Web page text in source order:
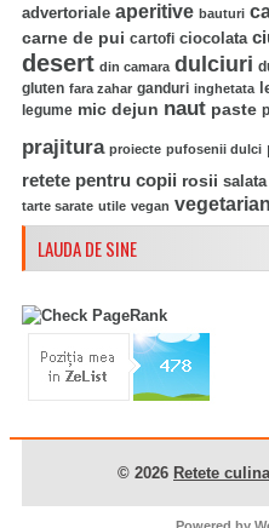
advertoriale aperitive bauturi
carne de pui cartofi ciocolata
desert din camara dulciuri
gluten fara zahar ganduri inghetata
legume mic dejun naut paste
prajitura proiecte pufosenii dulci
retete pentru copii rosii salata
tarte sarate utile vegan vegetarian
LAUDA DE SINE
© 2026 Retete